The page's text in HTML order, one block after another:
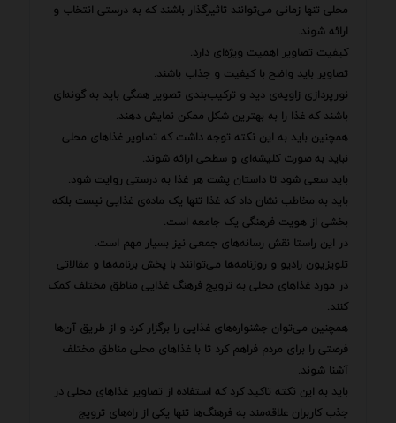
محلی تنها زمانی می‌توانند تاثیرگذار باشند که به درستی انتخاب و
ارائه شوند.
کیفیت تصاویر اهمیت ویژه‌ای دارد.
تصاویر باید واضح با کیفیت و جذاب باشند.
نورپردازی زاویه‌ی دید و ترکیب‌بندی تصویر همگی باید به گونه‌ای
باشند که غذا را به بهترین شکل ممکن نمایش دهند.
همچنین باید به این نکته توجه داشت که تصاویر غذاهای محلی
نباید به صورت کلیشه‌ای و سطحی ارائه شوند.
باید سعی شود تا داستان پشت هر غذا به درستی روایت شود.
باید به مخاطب نشان داد که غذا تنها یک ماده‌ی غذایی نیست بلکه
بخشی از هویت فرهنگی یک جامعه است.
در این راستا نقش رسانه‌های جمعی نیز بسیار مهم است.
تلویزیون رادیو و روزنامه‌ها می‌توانند با پخش برنامه‌ها و مقالاتی
در مورد غذاهای محلی به ترویج فرهنگ غذایی مناطق مختلف کمک
کنند.
همچنین می‌توان جشنواره‌های غذایی را برگزار کرد و از طریق آن‌ها
فرصتی را برای مردم فراهم کرد تا با غذاهای محلی مناطق مختلف
آشنا شوند.
باید به این نکته تاکید کرد که استفاده از تصاویر غذاهای محلی در
جذب کاربران علاقه‌مند به فرهنگ‌ها تنها یکی از راه‌های ترویج